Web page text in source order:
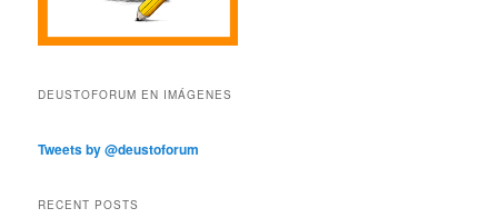
DEUSTOFORUM EN IMÁGENES
Tweets by @deustoforum
RECENT POSTS